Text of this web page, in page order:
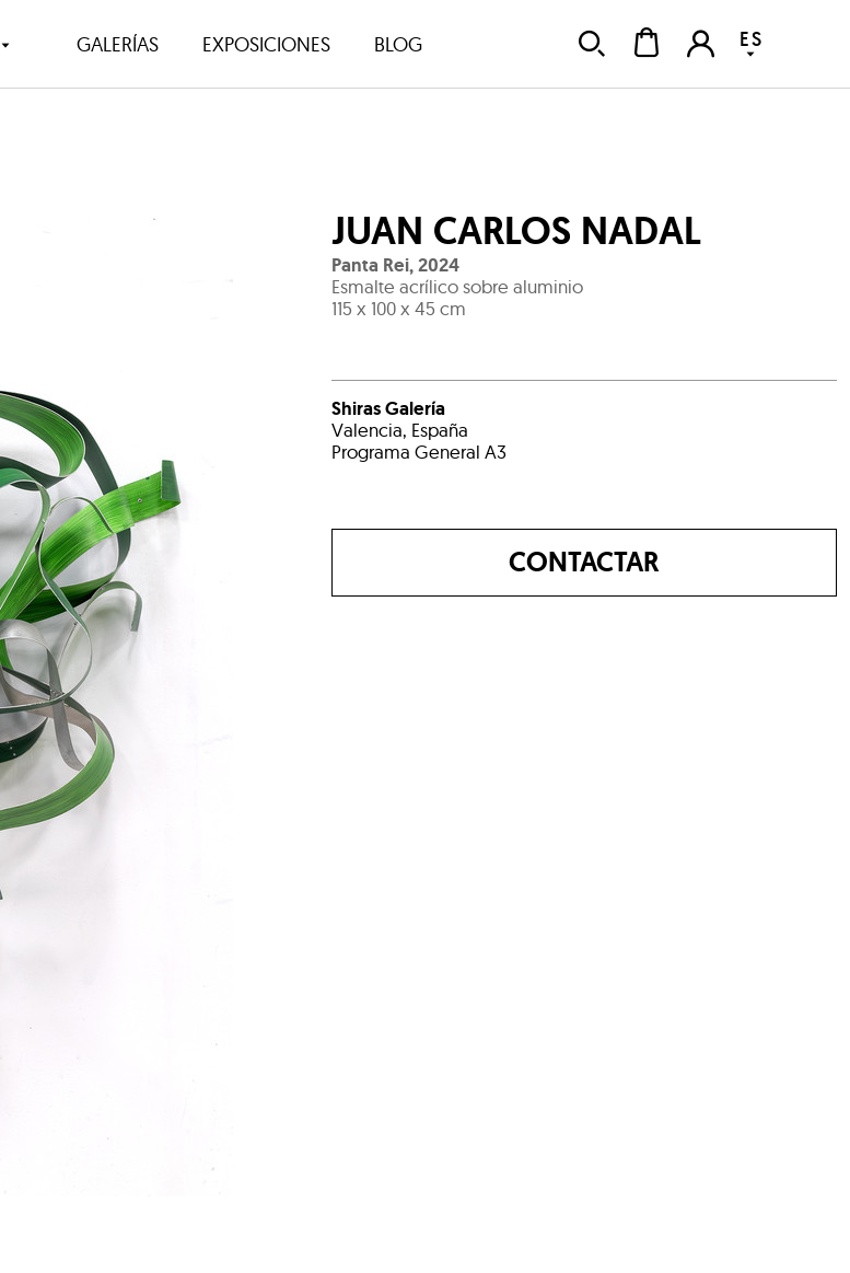
GALERÍAS EXPOSICIONES BLOG ES
JUAN CARLOS NADAL
Panta Rei,2024
Esmalte acrílico sobre aluminio
115 x 100 x 45 cm
Shiras Galería
Valencia, España
Programa General A3
CONTACTAR